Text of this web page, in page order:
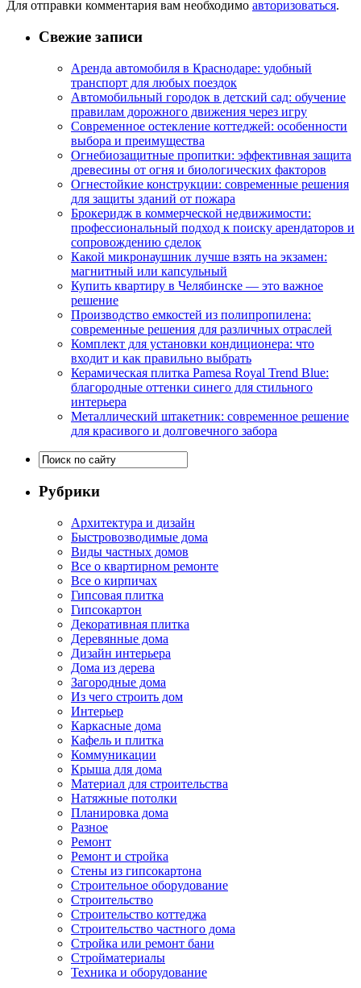
Для отправки комментария вам необходимо авторизоваться.
Свежие записи
Аренда автомобиля в Краснодаре: удобный
транспорт для любых поездок
Автомобильный городок в детский сад: обучение
правилам дорожного движения через игру
Современное остекление коттеджей: особенности
выбора и преимущества
Огнебиозащитные пропитки: эффективная защита
древесины от огня и биологических факторов
Огнестойкие конструкции: современные решения
для защиты зданий от пожара
Брокеридж в коммерческой недвижимости:
профессиональный подход к поиску арендаторов и
сопровождению сделок
Какой микронаушник лучше взять на экзамен:
магнитный или капсульный
Купить квартиру в Челябинске — это важное
решение
Производство емкостей из полипропилена:
современные решения для различных отраслей
Комплект для установки кондиционера: что
входит и как правильно выбрать
Керамическая плитка Pamesa Royal Trend Blue:
благородные оттенки синего для стильного
интерьера
Металлический штакетник: современное решение
для красивого и долговечного забора
Рубрики
Архитектура и дизайн
Быстровозводимые дома
Виды частных домов
Все о квартирном ремонте
Все о кирпичах
Гипсовая плитка
Гипсокартон
Декоративная плитка
Деревянные дома
Дизайн интерьера
Дома из дерева
Загородные дома
Из чего строить дом
Интерьер
Каркасные дома
Кафель и плитка
Коммуникации
Крыша для дома
Материал для строительства
Натяжные потолки
Планировка дома
Разное
Ремонт
Ремонт и стройка
Стены из гипсокартона
Строительное оборудование
Строительство
Строительство коттеджа
Строительство частного дома
Стройка или ремонт бани
Стройматериалы
Техника и оборудование